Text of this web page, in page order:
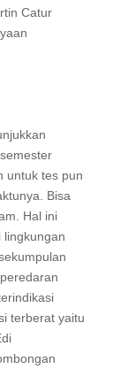
Catur
untuk tes pun
Bisa
Hal ini
lingkungan
terberat yaitu